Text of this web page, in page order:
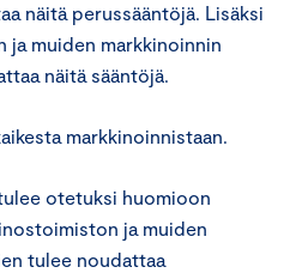
näitä perussääntöjä. Lisäksi
ja muiden markkinoinnin
näitä sääntöjä.
markkinoinnistaan.
otetuksi huomioon
ja muiden
tulee noudattaa